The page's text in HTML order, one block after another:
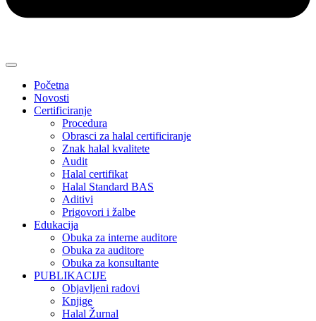
Početna
Novosti
Certificiranje
Procedura
Obrasci za halal certificiranje
Znak halal kvalitete
Audit
Halal certifikat
Halal Standard BAS
Aditivi
Prigovori i žalbe
Edukacija
Obuka za interne auditore
Obuka za auditore
Obuka za konsultante
PUBLIKACIJE
Objavljeni radovi
Knjige
Halal Žurnal